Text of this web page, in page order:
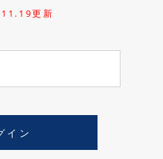
更新